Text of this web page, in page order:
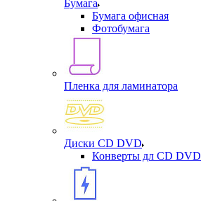
Бумага
Бумага офисная
Фотобумага
Пленка для ламинатора
Диски CD DVD
Конверты дл CD DVD